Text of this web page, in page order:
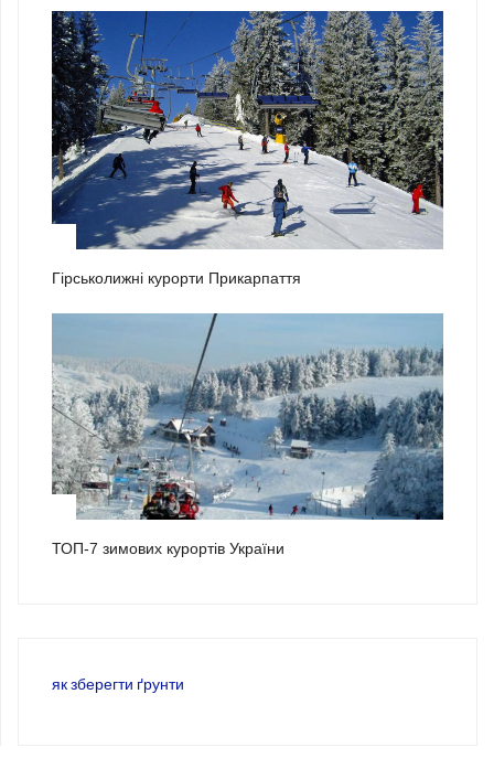
Гірськолижні курорти Прикарпаття
ТОП-7 зимових курортів України
як зберегти ґрунти